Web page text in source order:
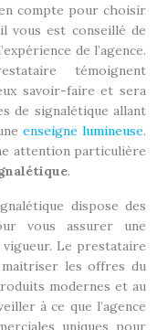
compte pour choisir
vous est conseillé de
de l’agence.
témoignent
savoir-faire et sera
de signalétique allant
enseigne lumineuse.
attention particulière
.
dispose des
vous assurer une
Le prestataire
les offres du
modernes et au
à ce que l’agence
uniques pour